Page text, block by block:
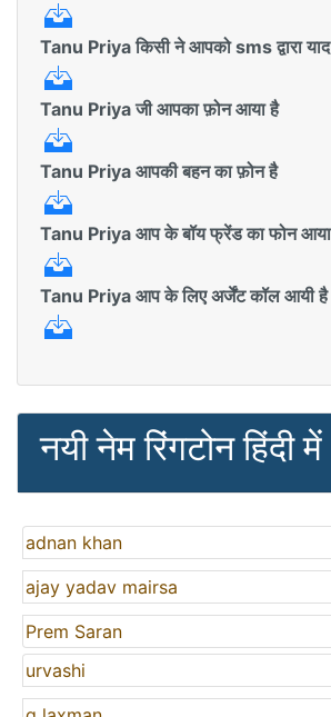
Tanu Priya किसी ने आपको sms द्वारा याद
Tanu Priya जी आपका फ़ोन आया है
Tanu Priya आपकी बहन का फ़ोन है
Tanu Priya आप के बॉय फ्रेंड का फोन
Tanu Priya आप के लिए अर्जेंट कॉल आयी है
नयी नेम रिंगटोन हिंदी में
adnan khan
ajay yadav mairsa
Prem Saran
urvashi